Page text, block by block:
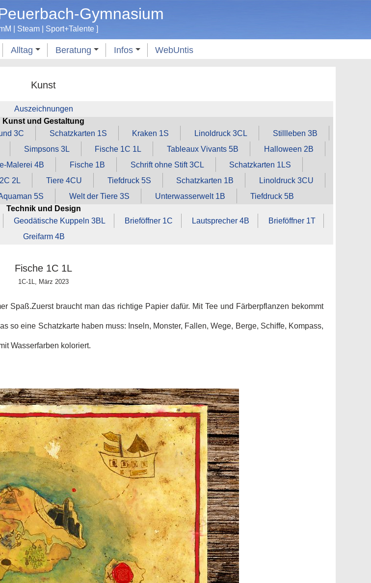
Gymnasium
Steam| Sport+Talente]
Alltag Beratung Infos WebUntis
Kunst
Auszeichnungen
Kunst und Gestaltung
3C Schatzkarten 1S Kraken 1S Linoldruck 3CL
Stillleben 3B
Simpsons 3L Fische 1C 1L Tableaux Vivants 5B
Halloween 2B
4B Fische 1B Schrift ohne Stift 3CL
Schatzkarten 1LS
2L Tiere 4CU Tiefdruck 5S Schatzkarten 1B
Linoldruck 3CU
5S Welt der Tiere 3S Unterwasserwelt 1B
Tiefdruck 5B
Technik und Design
Geodätische Kuppeln 3BL Brieföffner 1C Lautsprecher 4B
Brieföffner 1T
Greifarm 4B
Fische 1C 1L
1C-1L, März 2023
Spaß.Zuerst braucht man das richtige Papier dafür. Mit Tee und Färberpflanzen bekommt
so eine Schatzkarte haben muss: Inseln, Monster, Fallen, Wege, Berge, Schiffe, Kompass,
Wasserfarben koloriert.